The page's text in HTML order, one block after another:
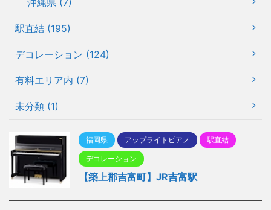
駅直結 (195)
デコレーション (124)
有料エリア内 (7)
未分類 (1)
福岡県 アップライトピアノ 駅直結
デコレーション
【築上郡吉富町】JR吉富駅